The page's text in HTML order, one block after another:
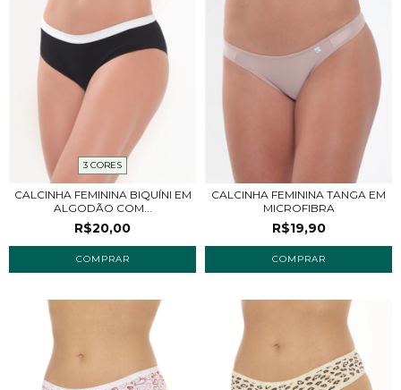
3 CORES
CALCINHA FEMININA BIQUÍNI EM
ALGODÃO COM...
R$20,00
COMPRAR
CALCINHA FEMININA TANGA EM
MICROFIBRA
R$19,90
COMPRAR